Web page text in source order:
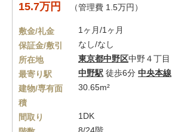
15.7万円 （管理費 1.5万円）
敷金/礼金
1ヶ月/1ヶ月
保証金/敷引
なし/なし
所在地
東京都中野区中野４丁目
最寄り駅
中野駅 徒歩6分 中央本線
建物/専有面
積
30.65m²
間取り
1DK